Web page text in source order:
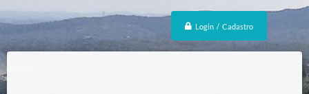
Login / Cadastro